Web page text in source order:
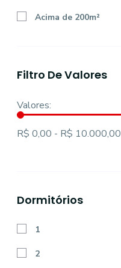
Acima de 200m²
Filtro De Valores
Valores:
R$ 0,00 - R$ 10.000,00
Dormitórios
1
2